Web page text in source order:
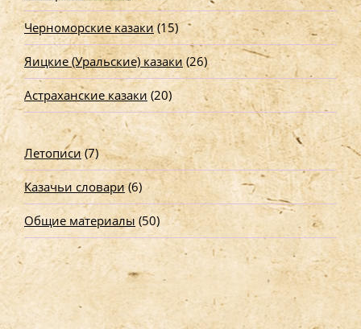
Черноморские казаки (15)
Яицкие (Уральские) казаки (26)
Астраханские казаки(20)
Летописи(7)
Казачьи словари(6)
Общие материалы (50)